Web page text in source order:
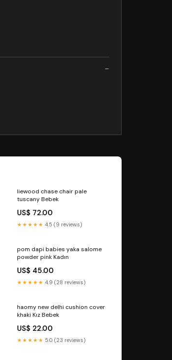
liewood chase chair pale
tuscany Bebek
US$ 72.00
★★★★★ 4.5 (9 reviews)
pom dapi babies yaka salome
powder pink Kadın
US$ 45.00
★★★★★ 4.9 (28 reviews)
haomy new delhi cushion cover
khaki Kız Bebek
US$ 22.00
★★★★★ 5.0 (23 reviews)